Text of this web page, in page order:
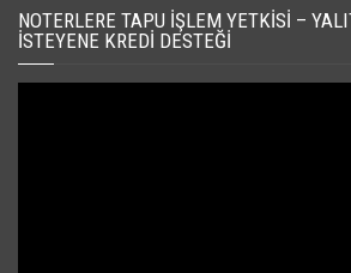
NOTERLERE TAPU İŞLEM YETKISI –
İSTEYENE KREDI DESTEĞI